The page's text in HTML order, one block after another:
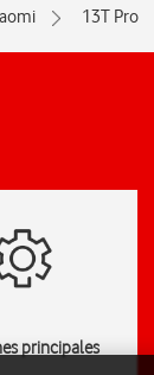
13T Pro
principales